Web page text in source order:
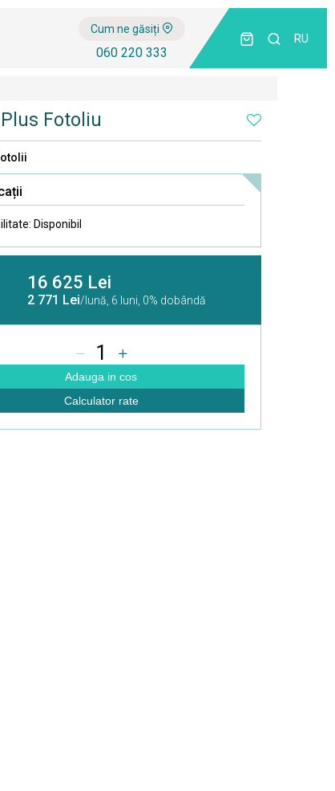
Cum ne găsiți
060 220 333
RU
Fotoliu
Disponibil
16 625 Lei
2 771 Lei/lună, 6 luni, 0% dobândă
1
Adauga in cos
Calculator rate